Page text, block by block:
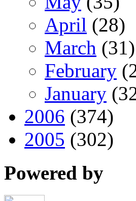
April (28)
March (31)
February
January
2006 (374)
2005 (302)
Powered by